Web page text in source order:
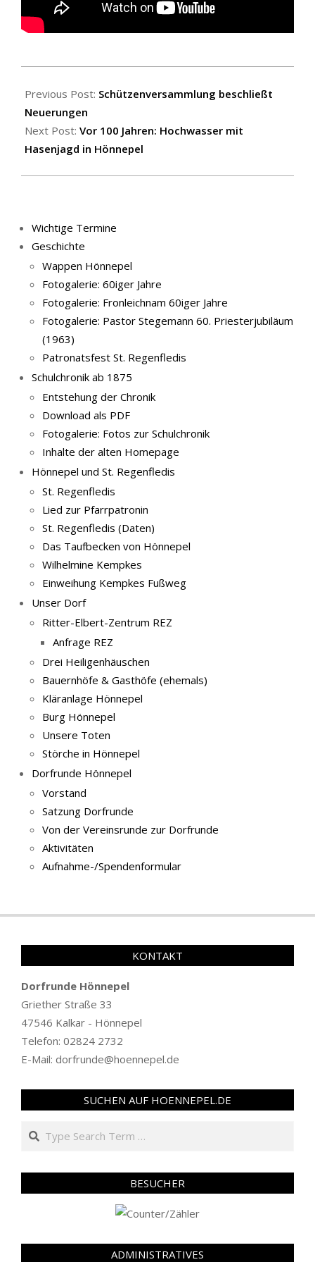
02-
05
Previous Post: Schützenversammlung beschließt
Neuerungen
Next Post: Vor 100 Jahren: Hochwasser mit
Hasenjagd in Hönnepel
Wichtige Termine
Geschichte
Wappen Hönnepel
Fotogalerie: 60iger Jahre
Fotogalerie: Fronleichnam 60iger Jahre
Fotogalerie: Pastor Stegemann 60. Priesterjubiläum
(1963)
Patronatsfest St. Regenfledis
Schulchronik ab 1875
Entstehung der Chronik
Download als PDF
Fotogalerie: Fotos zur Schulchronik
Inhalte der alten Homepage
Hönnepel und St. Regenfledis
St. Regenfledis
Lied zur Pfarrpatronin
St. Regenfledis (Daten)
Das Taufbecken von Hönnepel
Wilhelmine Kempkes
Einweihung Kempkes Fußweg
Unser Dorf
Ritter-Elbert-Zentrum REZ
Anfrage REZ
Drei Heiligenhäuschen
Bauernhöfe & Gasthöfe (ehemals)
Kläranlage Hönnepel
Burg Hönnepel
Unsere Toten
Störche in Hönnepel
Dorfrunde Hönnepel
Vorstand
Satzung Dorfrunde
Von der Vereinsrunde zur Dorfrunde
Aktivitäten
Aufnahme-/Spendenformular
KONTAKT
Dorfrunde Hönnepel
Griether Straße 33
47546 Kalkar - Hönnepel
Telefon: 02824 2732
E-Mail: dorfrunde@hoennepel.de
SUCHEN AUF HOENNEPEL.DE
Search
BESUCHER
ADMINISTRATIVES